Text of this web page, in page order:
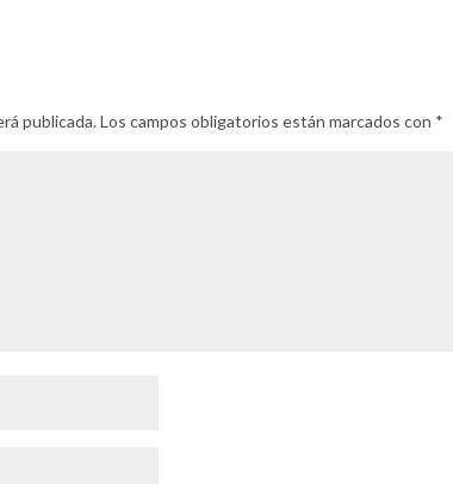
publicada.Los campos obligatorios están marcados con *